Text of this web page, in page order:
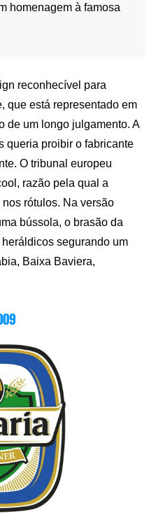
homenagem à famosa
reconhecível para
que está representado em
de um longo julgamento. A
queria proibir o fabricante
O tribunal europeu
razão pela qual a
nos rótulos. Na versão
bússola, o brasão da
segurando um
Baixa Baviera,